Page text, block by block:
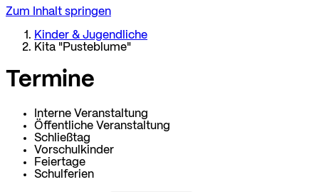
Zum Inhalt springen
Kinder & Jugendliche
Kita "Pusteblume"
Termine
Interne Veranstaltung
Öffentliche Veranstaltung
Schließtag
Vorschulkinder
Feiertage
Schulferien